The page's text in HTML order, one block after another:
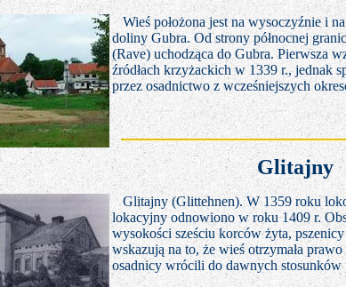
Wieś położona jest na wysoczyźnie i
doliny Gubra. Od strony północnej
(Rave) uchodząca do Gubra. Pierwsza
źródłach krzyżackich w 1339 r., jednak
przez osadnictwo z wcześniejszych
Glitajny
Glitajny (Glittehnen). W 1359 roku
lokacyjny odnowiono w roku 1409 r.
wysokości sześciu korców żyta,
wskazują na to, że wieś otrzymała
osadnicy wrócili do dawnych